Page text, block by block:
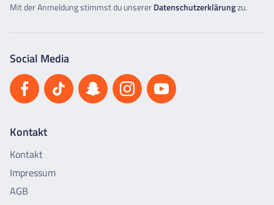
Mit der Anmeldung stimmst du unsererDatenschutzerklärungzu.
Social Media
Kontakt
Kontakt
Impressum
AGB